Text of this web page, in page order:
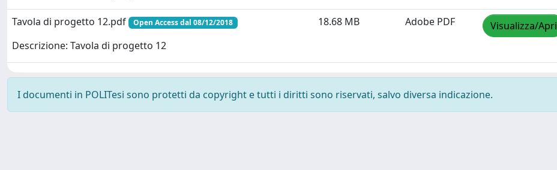
Tavola di progetto 12.pdf Open Access dal 08/12/2018
Descrizione: Tavola di progetto 12
18.68 MB Adobe PDF Visualizza/Apri
I documenti in POLITesi sono protetti da copyright e tutti i diritti sono riservati, salvo diversa indicazione.